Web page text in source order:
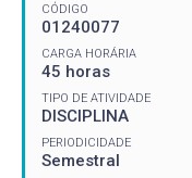
CÓDIGO
01240077
CARGA HORÁRIA
45 horas
TIPO DE ATIVIDADE
DISCIPLINA
PERIODICIDADE
Semestral